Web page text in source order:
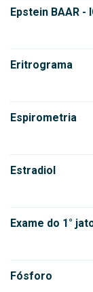
Epstein BAAR -
Eritrograma
Espirometria
Estradiol
Exame do 1°
Fósforo